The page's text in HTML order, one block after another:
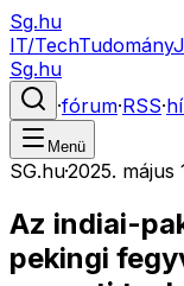
Sg.hu
IT/TechTudomány
Sg.hu
·fórum·RSS·
Menü
SG.hu·2025. május
Az indiai-
pekingi